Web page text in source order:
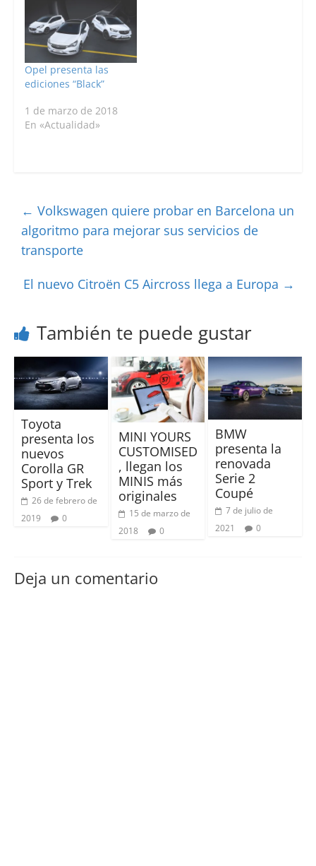
Opel presenta las
ediciones “Black”
1 de marzo de 2018
En «Actualidad»
← Volkswagen quiere probar en Barcelona un
algoritmo para mejorar sus servicios de
transporte
El nuevo Citroën C5 Aircross llega a Europa →
También te puede gustar
Toyota
presenta los
nuevos
Corolla GR
Sport y Trek
26 de febrero de
2019
0
MINI YOURS
CUSTOMISED
, llegan los
MINIS más
originales
15 de marzo de
2018
0
BMW
presenta la
renovada
Serie 2
Coupé
7 de julio de
2021
0
Deja un comentario